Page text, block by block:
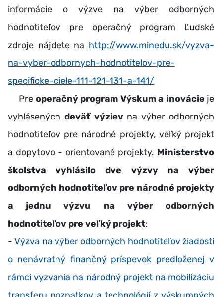
informácie o výzve na výber odborných
hodnotiteľov pre operačný program Ľudské
zdroje nájdete na http://www.minedu.sk/vyzva-
na-vyber-odbornych-hodnotitelov-pre-
specificke-ciele-111-121-131-a-141/
Pre operačný program Výskum a inovácie je
vyhlásených deväť výzievna výber odborných
hodnotiteľov pre národné projekty, veľký projekt
a dopytovo - orientované projekty. Ministerstvo
školstva vyhlásilo dve výzvy na výber
odborných hodnotiteľov pre národné projekty
a jednu výzvu na výber odborných
hodnotiteľov pre veľký projekt:
-Výzva na výber odborných hodnotiteľov žiadosti
o nenávratný finančný príspevok predloženej v
rámci vyzvania na národný projekt na mobilizáciu